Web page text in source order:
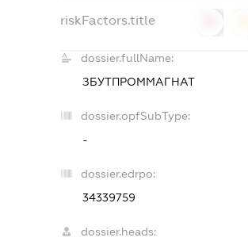
riskFactors.title
dossier.fullName:
ЗБУТПРОММАГНАТ
dossier.opfSubType:
-
dossier.edrpo:
34339759
dossier.heads: